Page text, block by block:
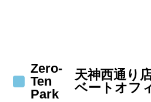
Zero-
Ten
Park
天神西通り
ベートオフ